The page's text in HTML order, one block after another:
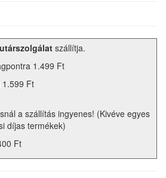
szállítja.
1.499 Ft
1.599 Ft
a szállítás ingyenes! (Kivéve egyes
díjas termékek)
Ft